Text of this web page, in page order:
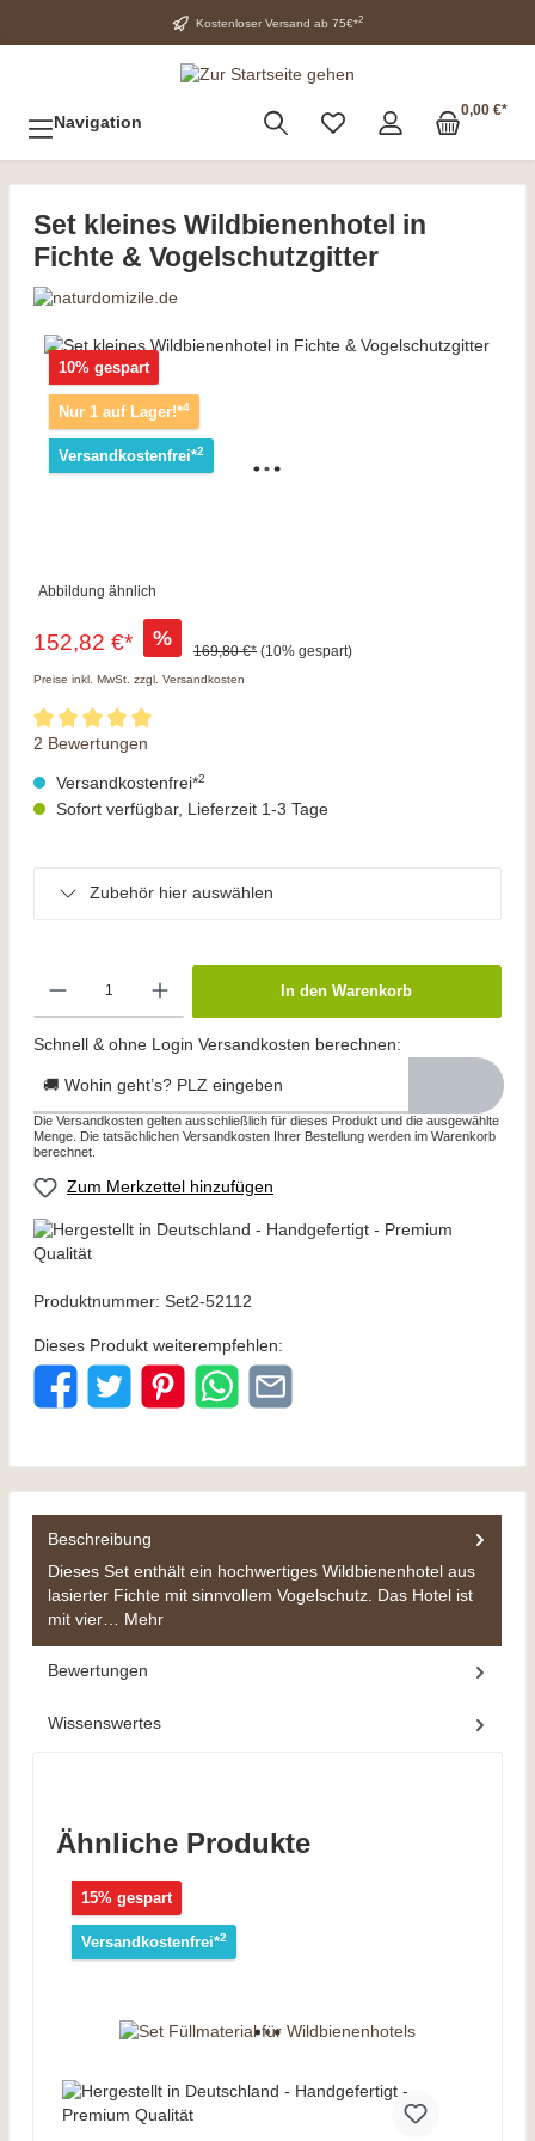
Kostenloser Versand ab 75€*2
Navigation
0,00 €*
Set kleines Wildbienenhotel in
Fichte & Vogelschutzgitter
10% gespart
Nur 1 auf Lager!*4
Versandkostenfrei*2
Abbildung ähnlich
152,82 €* %
169,80 €* (10% gespart)
Preise inkl. MwSt. zzgl. Versandkosten
2 Bewertungen
Versandkostenfrei*2
Sofort verfügbar, Lieferzeit 1-3 Tage
Zubehör hier auswählen
In den Warenkorb
Schnell & ohne Login Versandkosten berechnen:
🚚 Wohin geht’s? PLZ eingeben
Die Versandkosten gelten ausschließlich für dieses Produkt und die ausgewählte
Menge. Die tatsächlichen Versandkosten Ihrer Bestellung werden im Warenkorb
berechnet.
Zum Merkzettel hinzufügen
Produktnummer: Set2-52112
Dieses Produkt weiterempfehlen:
Beschreibung
Dieses Set enthält ein hochwertiges Wildbienenhotel aus
lasierter Fichte mit sinnvollem Vogelschutz. Das Hotel ist
mit vier… Mehr
Bewertungen
Wissenswertes
Ähnliche Produkte
15% gespart
Versandkostenfrei*2